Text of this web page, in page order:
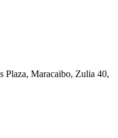
Plaza, Maracaibo, Zulia 40,